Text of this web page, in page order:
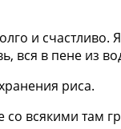
и
вся в пене из
риса.
всякими там